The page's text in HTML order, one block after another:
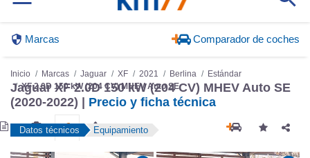
Marcas Comparador de coches
Inicio Marcas Jaguar XF 2021 Berlina
Estándar
XF 2.0D 150 kW (204 CV) MHEV Auto SE
Jaguar XF 2.0D 150 kW (204 CV) MHEV Auto SE
(2020-2022) | Precio y ficha técnica
Datos técnicos Equipamiento